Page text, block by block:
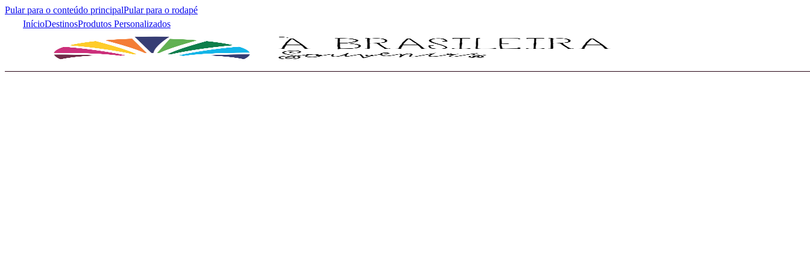
Pular para o conteúdo principalPular para o rodapé
InícioDestinosProdutos Personalizados